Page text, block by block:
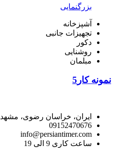
بزرگنمایی
آشپزخانه
تجهیزات جانبی
دکور
روشنایی
مبلمان
نمونه کار5
ایران، خراسان رضوی، مشهد
09152470676
info@persiantimer.com
ساعت کاری 9 الی 19